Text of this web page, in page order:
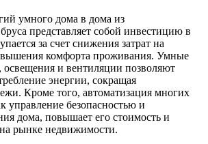
умного дома в дома из
представляет собой инвестицию в
за счет снижения затрат на
комфорта проживания. Умные
освещения и вентиляции позволяют
энергии, сокращая
Кроме того, автоматизация многих
управление безопасностью и
дома, повышает его стоимость и
рынке недвижимости.